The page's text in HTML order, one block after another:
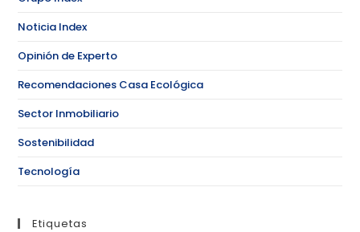
Noticia Index
Opinión de Experto
Recomendaciones Casa Ecológica
Sector Inmobiliario
Sostenibilidad
Tecnología
Etiquetas